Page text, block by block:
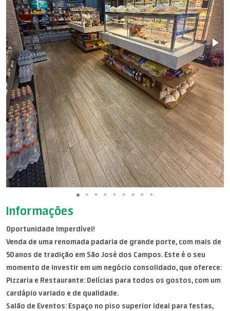
Informações
Oportunidade Imperdível!
Venda de uma renomada padaria de grande porte, com mais de
50 anos de tradição em São José dos Campos. Este é o seu
momento de investir em um negócio consolidado, que oferece:
Pizzaria e Restaurante: Delícias para todos os gostos, com um
cardápio variado e de qualidade.
Salão de Eventos: Espaço no piso superior ideal para festas,